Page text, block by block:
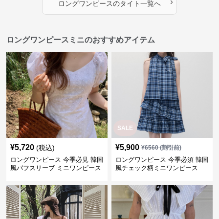
ロングワンピースのタイト一覧へ
ロングワンピースミニのおすすめアイテム
¥5,720 (税込)
ロングワンピース 今季必見 韓国
風パフスリーブ ミニワンピース
SALE
¥5,900 ¥6560(割引前)
ロングワンピース 今季必須 韓国
風チェック柄ミニワンピース